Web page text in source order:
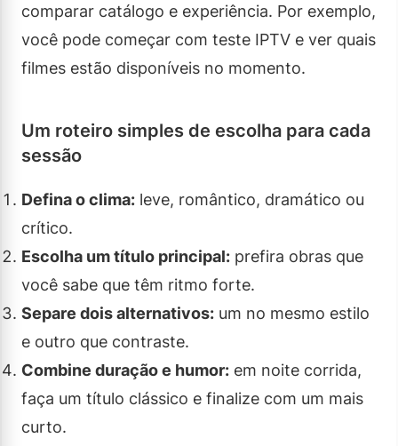
comparar catálogo e experiência. Por exemplo,
você pode começar com teste IPTV e ver quais
filmes estão disponíveis no momento.
Um roteiro simples de escolha para cada
sessão
Defina o clima: leve, romântico, dramático ou
crítico.
Escolha um título principal: prefira obras que
você sabe que têm ritmo forte.
Separe dois alternativos: um no mesmo estilo
e outro que contraste.
Combine duração e humor: em noite corrida,
faça um título clássico e finalize com um mais
curto.